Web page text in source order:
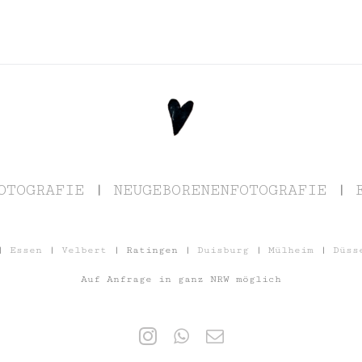
| NEUGEBORENENFOTOGRAFIE |
Essen | Velbert | Ratingen | Duisburg | Mülheim |
Auf Anfrage in ganz NRW möglich